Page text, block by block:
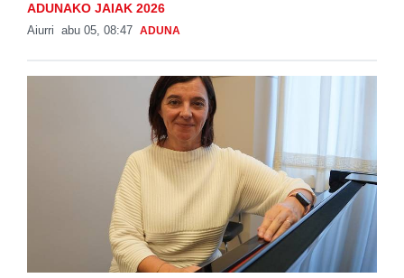
ADUNAKO JAIAK 2026
Aiurri abu 05, 08:47 ADUNA